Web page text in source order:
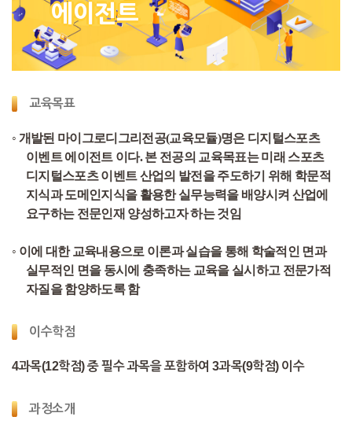
에이전트
교육목표
◦ 개발된 마이그로디그리전공(교육모듈)명은 디지털스포츠
이벤트 에이전트 이다.본 전공의 교육목표는 미래 스포츠
디지털스포츠 이벤트 산업의 발전을 주도하기 위해 학문적
지식과 도메인지식을 활용한 실무능력을 배양시켜 산업에
요구하는 전문인재 양성하고자 하는 것임
◦ 이에 대한 교육내용으로 이론과 실습을 통해 학술적인 면과
실무적인 면을 동시에 충족하는 교육을 실시하고 전문가적
자질을 함양하도록 함
이수학점
4과목(12학점) 중 필수 과목을 포함하여 3과목(9학점) 이수
과정소개